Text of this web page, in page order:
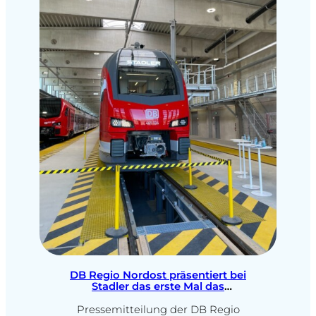
Sommerferien an den Wochenenden
wieder für den Personenverkehr
genutzt. Im Auftrag des…
wieder
per
Bahn
DB Regio Nordost präsentiert bei
Stadler das erste Mal das
Verkehrsvertrag Nord-Süd2
Pressemitteilung der DB Regio